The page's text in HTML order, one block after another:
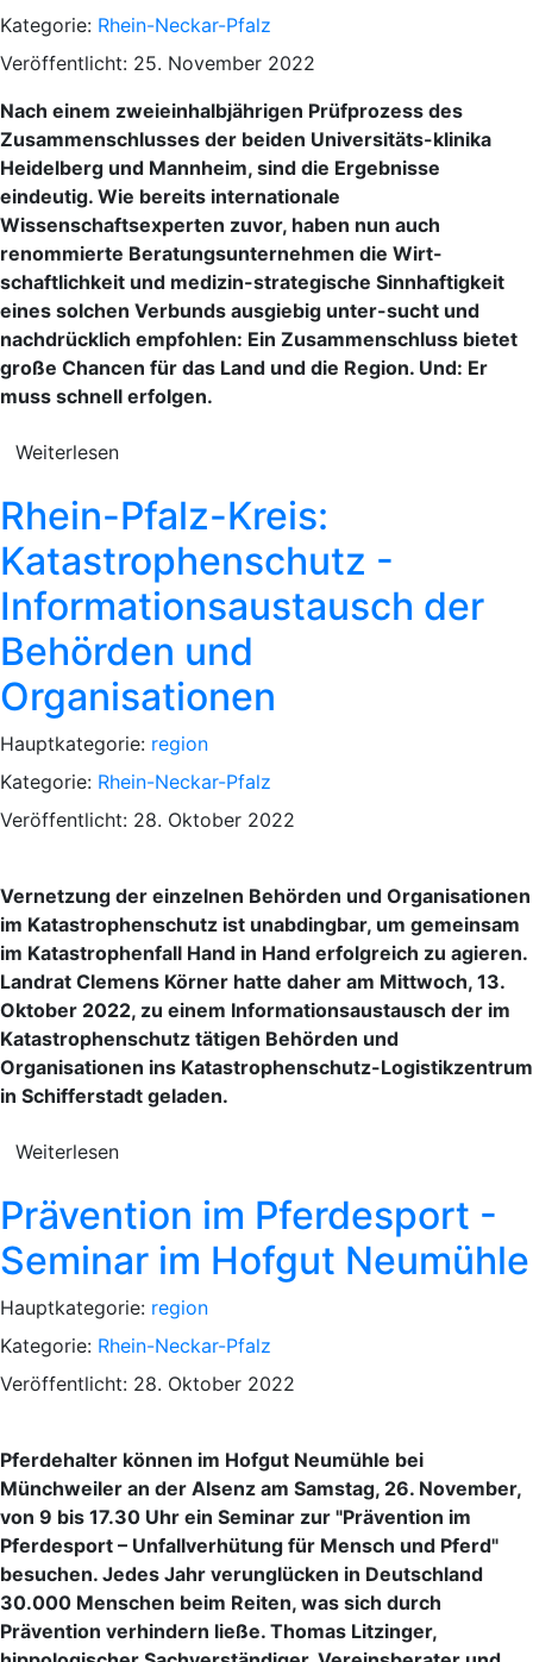
Kategorie: Rhein-Neckar-Pfalz
Veröffentlicht: 25. November 2022
Nach einem zweieinhalbjährigen Prüfprozess des
Zusammenschlusses der beiden Universitäts-klinika
Heidelberg und Mannheim, sind die Ergebnisse
eindeutig. Wie bereits internationale
Wissenschaftsexperten zuvor, haben nun auch
renommierte Beratungsunternehmen die Wirt-
schaftlichkeit und medizin-strategische Sinnhaftigkeit
eines solchen Verbunds ausgiebig unter-sucht und
nachdrücklich empfohlen: Ein Zusammenschluss bietet
große Chancen für das Land und die Region. Und: Er
muss schnell erfolgen.
Weiterlesen
Rhein-Pfalz-Kreis:
Katastrophenschutz -
Informationsaustausch der
Behörden und
Organisationen
Hauptkategorie: region
Kategorie: Rhein-Neckar-Pfalz
Veröffentlicht: 28. Oktober 2022
Vernetzung der einzelnen Behörden und Organisationen
im Katastrophenschutz ist unabdingbar, um gemeinsam
im Katastrophenfall Hand in Hand erfolgreich zu agieren.
Landrat Clemens Körner hatte daher am Mittwoch, 13.
Oktober 2022, zu einem Informationsaustausch der im
Katastrophenschutz tätigen Behörden und
Organisationen ins Katastrophenschutz-Logistikzentrum
in Schifferstadt geladen.
Weiterlesen
Prävention im Pferdesport -
Seminar im Hofgut Neumühle
Hauptkategorie: region
Kategorie: Rhein-Neckar-Pfalz
Veröffentlicht: 28. Oktober 2022
Pferdehalter können im Hofgut Neumühle bei
Münchweiler an der Alsenz am Samstag, 26. November,
von 9 bis 17.30 Uhr ein Seminar zur "Prävention im
Pferdesport – Unfallverhütung für Mensch und Pferd"
besuchen. Jedes Jahr verunglücken in Deutschland
30.000 Menschen beim Reiten, was sich durch
Prävention verhindern ließe. Thomas Litzinger,